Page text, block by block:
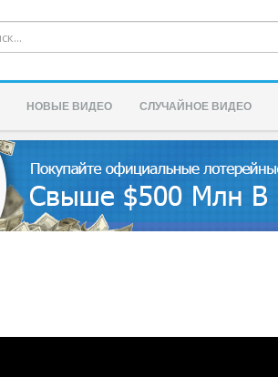
НОВЫЕ ВИДЕО СЛУЧАЙНОЕ ВИДЕО